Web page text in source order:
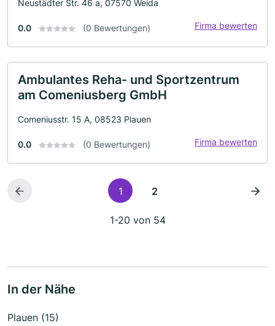
Neustädter Str. 46 a, 07570 Weida
0.0 (0 Bewertungen) Firma bewerten
Ambulantes Reha- und Sportzentrum
am Comeniusberg GmbH
Comeniusstr. 15 A, 08523 Plauen
0.0 (0 Bewertungen) Firma bewerten
1 2
1-20 von 54
In der Nähe
Plauen (15)